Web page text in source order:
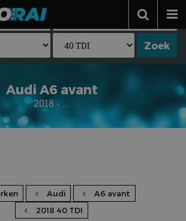
Audi A6 avant
2018 - ...
Audi
A6 avant
2018 40 TDI